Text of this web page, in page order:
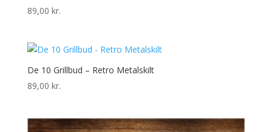
89,00 kr.
De 10 Grillbud – Retro Metalskilt
89,00 kr.